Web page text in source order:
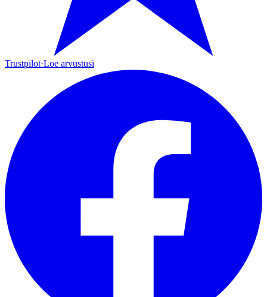
Trustpilot·Loe arvustusi